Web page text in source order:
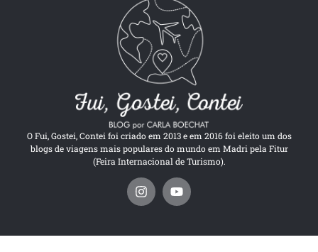
O Fui, Gostei, Contei foi criado em 2013 e em 2016 foi eleito um dos
blogs de viagens mais populares do mundo em Madri pela Fitur
(Feira Internacional de Turismo).